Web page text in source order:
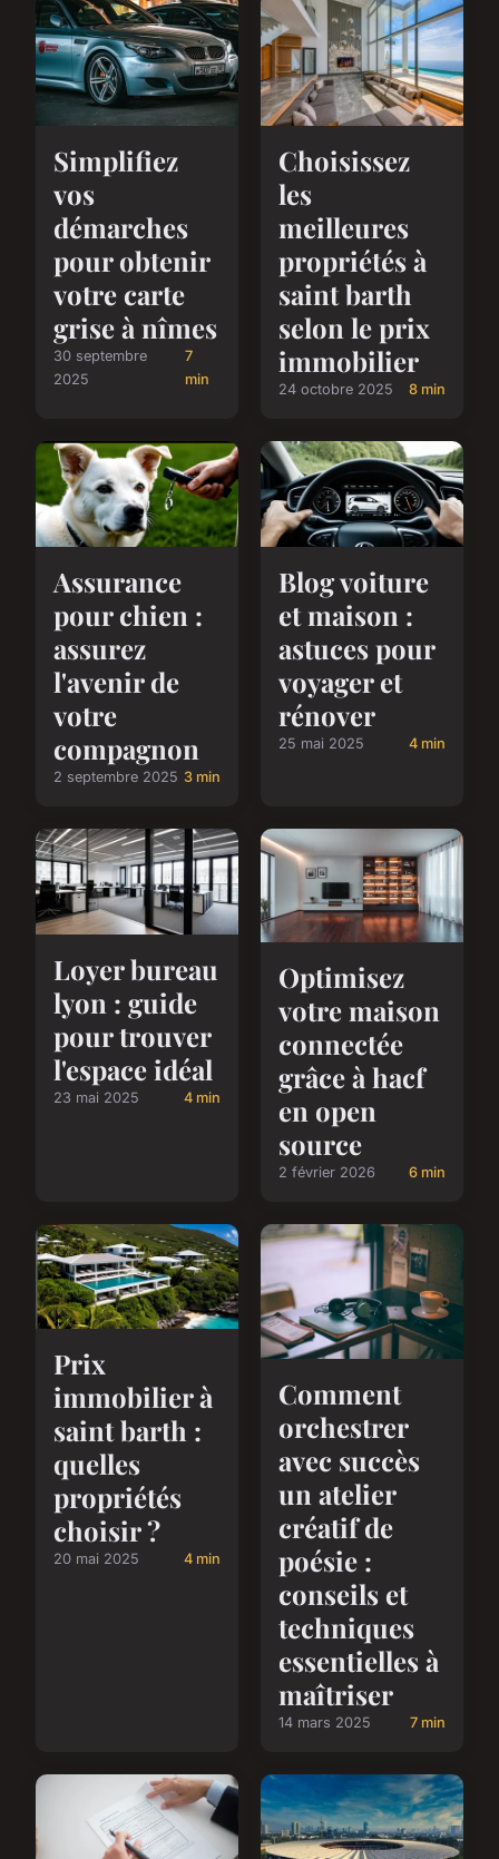
Simplifiez
vos
démarches
pour obtenir
votre carte
grise à nîmes
30 septembre
2025
7
min
Choisissez
les
meilleures
propriétés à
saint barth
selon le prix
immobilier
24 octobre 2025 8 min
Assurance
pour chien :
assurez
l'avenir de
votre
compagnon
2 septembre 2025 3 min
Blog voiture
et maison :
astuces pour
voyager et
rénover
25 mai 2025 4 min
Loyer bureau
lyon : guide
pour trouver
l'espace idéal
23 mai 2025 4 min
Optimisez
votre maison
connectée
grâce à hacf
en open
source
2 février 2026 6 min
Prix
immobilier à
saint barth :
quelles
propriétés
choisir ?
20 mai 2025 4 min
Comment
orchestrer
avec succès
un atelier
créatif de
poésie :
conseils et
techniques
essentielles à
maîtriser
14 mars 2025 7 min